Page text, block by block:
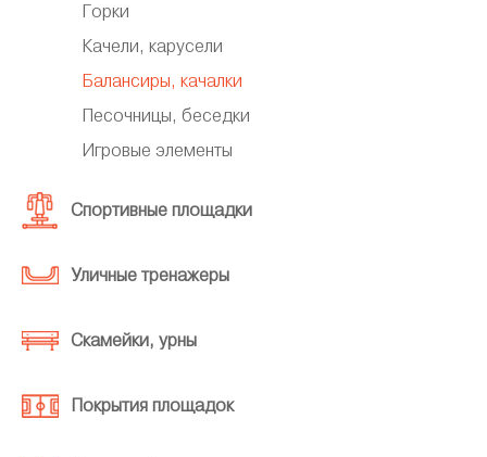
Горки
Качели, карусели
Балансиры, качалки
Песочницы, беседки
Игровые элементы
Спортивные площадки
Уличные тренажеры
Скамейки, урны
Покрытия площадок